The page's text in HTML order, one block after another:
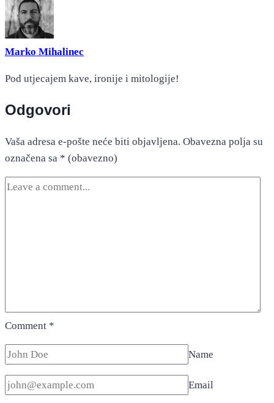
Marko Mihalinec
Pod utjecajem kave, ironije i mitologije!
Odgovori
Vaša adresa e-pošte neće biti objavljena. Obavezna polja su
označena sa * (obavezno)
Comment *
Name
Email